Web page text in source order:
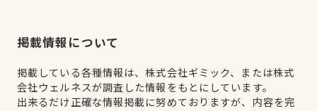
掲載情報について
掲載している各種情報は、株式会社ギミック、または株式
会社ウェルネスが調査した情報をもとにしています。
出来るだけ正確な情報掲載に努めておりますが、内容を完